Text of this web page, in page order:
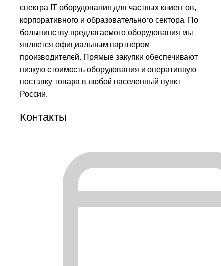
спектра IT оборудования для частных клиентов,
корпоративного и образовательного сектора. По
большинству предлагаемого оборудования мы
является официальным партнером
производителей. Прямые закупки обеспечивают
низкую стоимость оборудования и оперативную
поставку товара в любой населенный пункт
России.
Контакты